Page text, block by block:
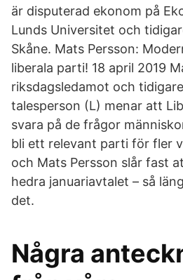
är disputerad ekonom på
Lunds Universitet och
Skåne. Mats Persson:
liberala parti! 18 april 2019
riksdagsledamot och
talesperson (L) menar att
svara på de ­frågor
bli ett relevant parti för fler
och Mats Persson slår fast
hedra januariavtalet – så
det.
Några